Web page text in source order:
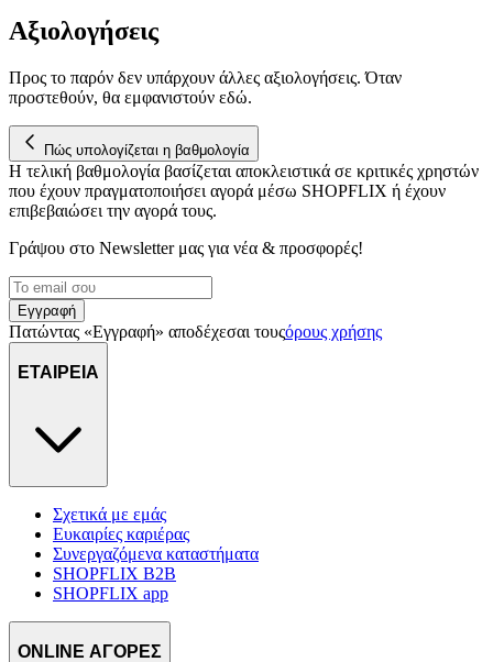
Αξιολογήσεις
Προς το παρόν δεν υπάρχουν άλλες αξιολογήσεις. Όταν
προστεθούν, θα εμφανιστούν εδώ.
Πώς υπολογίζεται η βαθμολογία
Η τελική βαθμολογία βασίζεται αποκλειστικά σε κριτικές χρηστών
που έχουν πραγματοποιήσει αγορά μέσω SHOPFLIX ή έχουν
επιβεβαιώσει την αγορά τους.
Γράψου στο Νewsletter μας για νέα & προσφορές!
Εγγραφή
Πατώντας «Εγγραφή» αποδέχεσαι τουςόρους χρήσης
ΕΤΑΙΡΕΙΑ
Σχετικά με εμάς
Ευκαιρίες καριέρας
Συνεργαζόμενα καταστήματα
SHOPFLIX B2B
SHOPFLIX app
ONLINE ΑΓΟΡΕΣ